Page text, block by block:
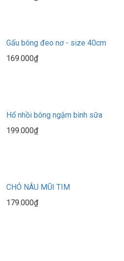
Gấu bông đeo nơ - size 40cm
169.000₫
Hổ nhồi bông ngậm bình sữa
199.000₫
CHÓ NÂU MŨI TIM
179.000₫